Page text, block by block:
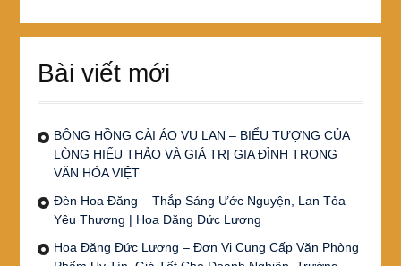
Bài viết mới
BÔNG HỒNG CÀI ÁO VU LAN – BIỂU TƯỢNG CỦA
LÒNG HIẾU THẢO VÀ GIÁ TRỊ GIA ĐÌNH TRONG
VĂN HÓA VIỆT
Đèn Hoa Đăng – Thắp Sáng Ước Nguyện, Lan Tỏa
Yêu Thương | Hoa Đăng Đức Lương
Hoa Đăng Đức Lương – Đơn Vị Cung Cấp Văn Phòng